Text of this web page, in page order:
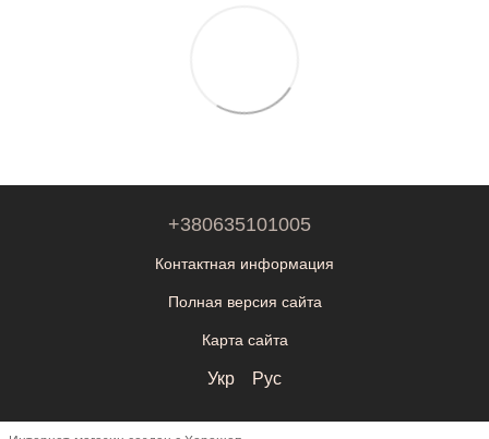
+380635101005
Контактная информация
Полная версия сайта
Карта сайта
Укр Рус